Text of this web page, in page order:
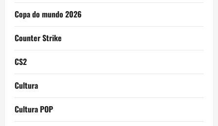
Copa do mundo 2026
Counter Strike
CS2
Cultura
Cultura POP